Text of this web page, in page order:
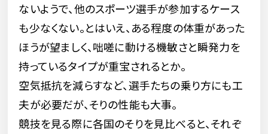
ないようで、他のスポーツ選手が参加するケース
も少なくない。とはいえ、ある程度の体重があった
ほうが望ましく、咄嗟に動ける機敏さと瞬発力を
持っているタイプが重宝されるとか。
空気抵抗を減らすなど、選手たちの乗り方にも工
夫が必要だが、そりの性能も大事。
競技を見る際に各国のそりを見比べると、それぞ